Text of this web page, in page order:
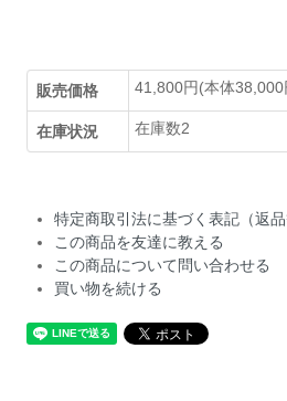
販売価格 41,800円(本体
在庫状況 在庫数2
特定商取引法に基づく表記（返品
この商品を友達に教える
この商品について問い合わせる
買い物を続ける